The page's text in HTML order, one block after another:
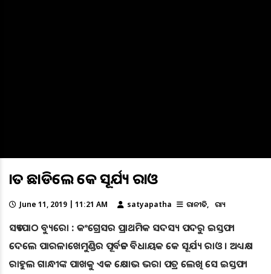
ହାତ ଛାଡିଲେ କେ ସୂର୍ଯ୍ୟ ରାଓ
June 11, 2019 | 11:21 AM satyapatha ରାଜନୀତି ରାଜ୍ୟ
ସତ୍ୟପାଠ ବ୍ୟୁରୋ : କଂଗ୍ରେସର ପ୍ରାଥମିକ ସଦସ୍ୟ ପଦରୁ ଇସ୍ତଫା
ଦେଲେ ପାରଳାଖେମୁଣ୍ଡିର ପୂର୍ବତନ ବିଧାୟକ କେ ସୂର୍ଯ୍ୟ ରାଓ । ଅଧ୍ୟକ୍ଷ
ରାହୁଲ ଗାନ୍ଧୀଙ୍କ ପାଖକୁ ଏକ କ୍ଷୋଭ ଭରା ପତ୍ର ଲେଖି ସେ ଇସ୍ତଫା